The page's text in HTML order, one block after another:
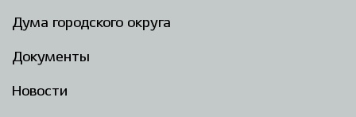
Дума городского округа
Документы
Новости